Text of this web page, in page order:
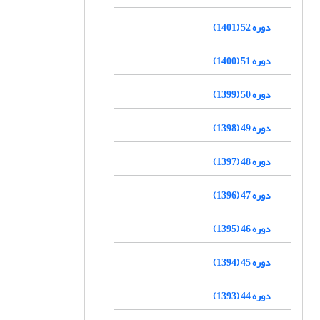
دوره 52 (1401)
دوره 51 (1400)
دوره 50 (1399)
دوره 49 (1398)
دوره 48 (1397)
دوره 47 (1396)
دوره 46 (1395)
دوره 45 (1394)
دوره 44 (1393)